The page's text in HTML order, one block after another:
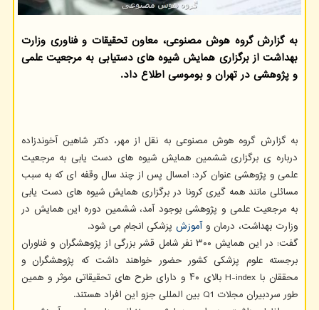
به گزارش گروه هوش مصنوعی، معاون تحقیقات و فناوری وزارت
بهداشت از برگزاری همایش شیوه های دستیابی به مرجعیت علمی
و پژوهشی در تهران و بوموسی اطلاع داد.
به گزارش گروه هوش مصنوعی به نقل از مهر، دکتر شاهین آخوندزاده
درباره ی برگزاری ششمین همایش شیوه های دست یابی به مرجعیت
علمی و پژوهشی عنوان کرد: امسال پس از چند سال وقفه ای که به سبب
مسائلی مانند همه گیری کرونا در برگزاری همایش شیوه های دست یابی
به مرجعیت علمی و پژوهشی بوجود آمد، ششمین دوره این همایش در
وزارت بهداشت، درمان وآموزش پزشکی انجام می شود.
گفت: در این همایش ۳۰۰ نفر شامل قشر بزرگی از پژوهشگران و فناوران
برجسته علوم پزشکی کشور حضور خواهند داشت که پژوهشگران و
محققان با H-index بالای ۴۰ و دارای طرح های تحقیقاتی موثر و همین
طور سردبیران مجلات Q1 بین المللی جزو این افراد هستند.